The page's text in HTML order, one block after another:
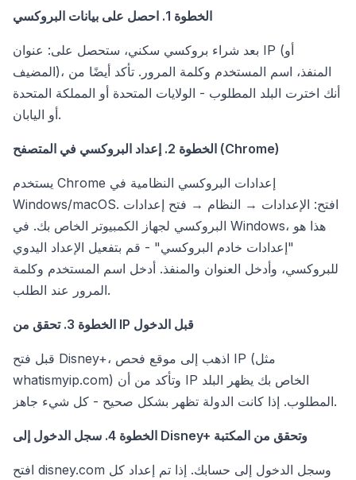
الخطوة 1. احصل على بيانات البروكسي
بعد شراء بروكسي سكني، ستحصل على: عنوان IP (أو
المضيف)، المنفذ، اسم المستخدم وكلمة المرور. تأكد أيضًا من
أنك اخترت البلد المطلوب - الولايات المتحدة أو المملكة المتحدة
أو اليابان.
الخطوة 2. إعداد البروكسي في المتصفح (Chrome)
يستخدم Chrome إعدادات البروكسي النظامية في
Windows/macOS. افتح: الإعدادات → النظام → فتح إعدادات
البروكسي لجهاز الكمبيوتر الخاص بك. في Windows، هذا هو
"إعدادات خادم البروكسي" - قم بتفعيل الإعداد اليدوي
للبروكسي، وأدخل العنوان والمنفذ. أدخل اسم المستخدم وكلمة
المرور عند الطلب.
الخطوة 3. تحقق من IP قبل الدخول
قبل فتح Disney+، اذهب إلى موقع فحص IP (مثل
whatismyip.com) وتأكد من أن IP الخاص بك يظهر البلد
المطلوب. إذا كانت الدولة تظهر بشكل صحيح - كل شيء جاهز.
الخطوة 4. سجل الدخول إلى Disney+ وتحقق من المكتبة
افتح disney.com وسجل الدخول إلى حسابك. إذا تم إعداد كل